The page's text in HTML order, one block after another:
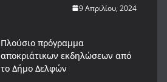
9 Απριλίου, 2024
Πλούσιο πρόγραμμα
αποκριάτικων εκδηλώσεων από
το Δήμο Δελφών